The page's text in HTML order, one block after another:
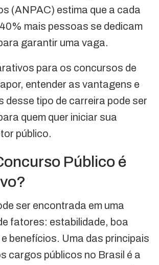
(ANPAC) estima que a cada
mais pessoas se dedicam
garantir uma vaga.
para os concursos de
entender as vantagens e
desse tipo de carreira pode ser
quem quer iniciar sua
público.
Público é
ser encontrada em uma
fatores: estabilidade, boa
benefícios. Uma das principais
cargos públicos no Brasil é a